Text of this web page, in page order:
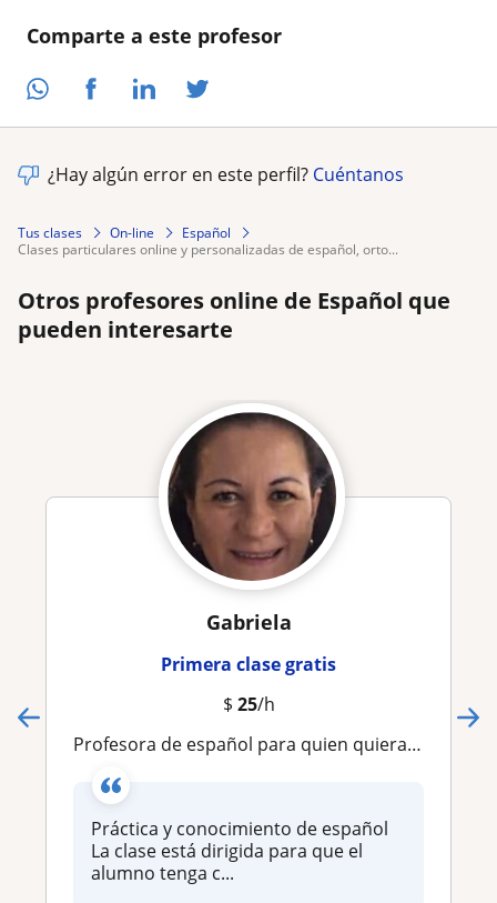
Comparte a este profesor
¿Hay algún error en este perfil? Cuéntanos
Tus clases On-line
Español
clases particulares online y personalizadas de español, orto...
Otros profesores online de Español que
pueden interesarte
Gabriela
Primera clase gratis
$ 25/h
Profesora de español para quien quiera conocer más este idioma
Práctica y conocimiento de español
La clase está dirigida para que el
alumno tenga c...